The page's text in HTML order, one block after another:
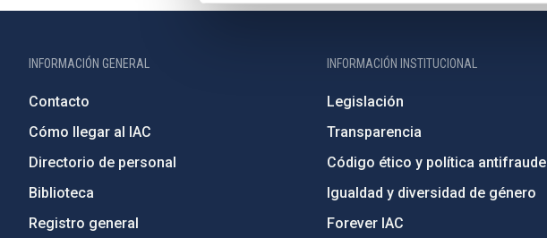
INFORMACIÓN GENERAL
Contacto
Cómo llegar al IAC
Directorio de personal
Biblioteca
Registro general
INFORMACIÓN INSTITUCIONAL
Legislación
Transparencia
Código ético y política antifraude
Igualdad y diversidad de género
Forever IAC